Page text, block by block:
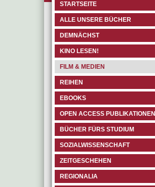
STARTSEITE
ALLE UNSERE BÜCHER
DEMNÄCHST
KINO LESEN!
FILM & MEDIEN
REIHEN
EBOOKS
OPEN ACCESS PUBLIKATIONEN
BÜCHER FÜRS STUDIUM
SOZIALWISSENSCHAFT
ZEITGESCHEHEN
REGIONALIA